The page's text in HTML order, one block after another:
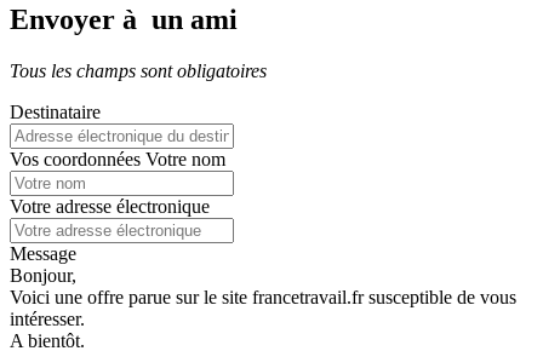
Envoyer à un ami
Tous les champs sont obligatoires
Destinataire
Vos coordonnées Votre nom
Votre adresse électronique
Message
Bonjour,
Voici une offre parue sur le site francetravail.fr susceptible de vous
intéresser.
A bientôt.